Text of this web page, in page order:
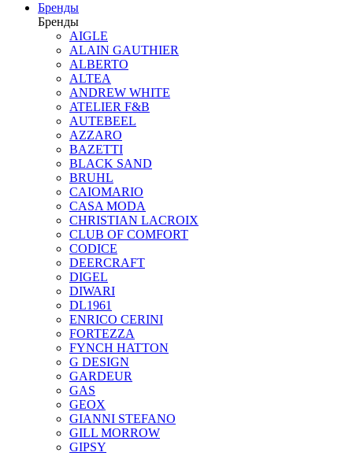
Бренды
Бренды
AIGLE
ALAIN GAUTHIER
ALBERTO
ALTEA
ANDREW WHITE
ATELIER F&B
AUTEBEEL
AZZARO
BAZETTI
BLACK SAND
BRUHL
CAIOMARIO
CASA MODA
CHRISTIAN LACROIX
CLUB OF COMFORT
CODICE
DEERCRAFT
DIGEL
DIWARI
DL1961
ENRICO CERINI
FORTEZZA
FYNCH HATTON
G DESIGN
GARDEUR
GAS
GEOX
GIANNI STEFANO
GILL MORROW
GIPSY